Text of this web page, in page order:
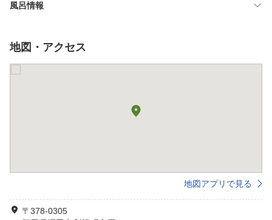
風呂情報
地図・アクセス
地図アプリで見る
〒378-0305